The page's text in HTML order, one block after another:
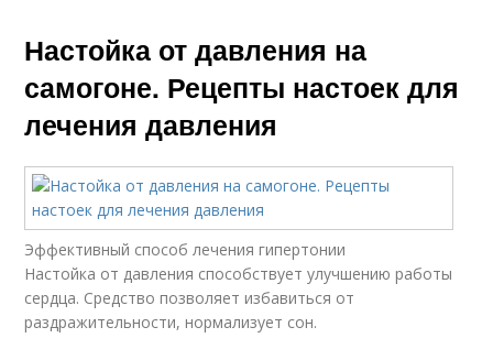
Настойка от давления на
самогоне. Рецепты настоек для
лечения давления
Эффективный способ лечения гипертонии
Настойка от давления способствует улучшению работы
сердца. Средство позволяет избавиться от
раздражительности, нормализует сон.